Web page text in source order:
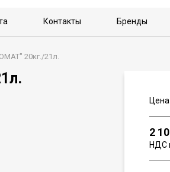
Контакты Бренды
20кг./21л.
2
НДС